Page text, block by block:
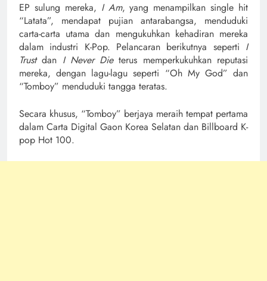
EP sulung mereka, I Am, yang menampilkan single hit
“Latata”, mendapat pujian antarabangsa, menduduki
carta-carta utama dan mengukuhkan kehadiran mereka
dalam industri K-Pop. Pelancaran berikutnya seperti I
Trustdan I Never Dieterus memperkukuhkan reputasi
mereka, dengan lagu-lagu seperti “Oh My God” dan
“Tomboy” menduduki tangga teratas.
Secara khusus, “Tomboy” berjaya meraih tempat pertama
dalam Carta Digital Gaon Korea Selatan dan Billboard K-
pop Hot 100.